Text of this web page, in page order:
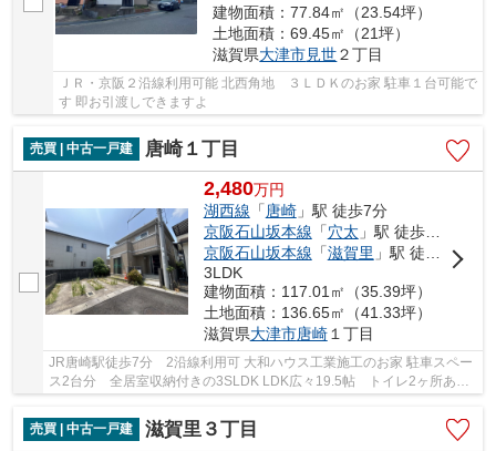
建物面積：77.84㎡（23.54坪）
土地面積：69.45㎡（21坪）
滋賀県大津市見世２丁目
ＪＲ・京阪２沿線利用可能 北西角地 ３ＬＤＫのお家 駐車１台可能で
す 即お引渡しできますよ
売買 | 中古一戸建 唐崎１丁目
2,480万円
湖西線 「唐崎」駅 徒歩7分
京阪石山坂本線 「穴太 」駅 徒歩20分
京阪石山坂本線 「滋賀里 」駅 徒歩22分
3LDK
建物面積：117.01㎡（35.39坪）
土地面積：136.65㎡（41.33坪）
滋賀県大津市唐崎１丁目
JR唐崎駅徒歩7分 2沿線利用可 大和ハウス工業施工のお家 駐車スペー
ス2台分 全居室収納付きの3SLDK LDK広々19.5帖 トイレ2ヶ所あ
売買 | 中古一戸建
滋賀里３丁目